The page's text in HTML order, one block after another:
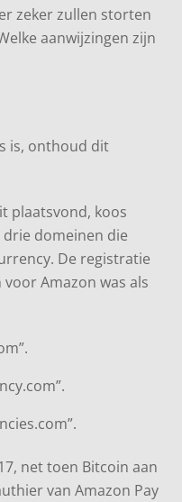
zeker zullen storten
aanwijzingen zijn
is, onthoud dit
plaatsvond, koos
domeinen die
De registratie
Amazon was als
net toen Bitcoin aan
van Amazon Pay